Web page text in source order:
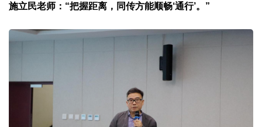
施立民老师：“把握距离，同传方能顺畅‘通行’。”